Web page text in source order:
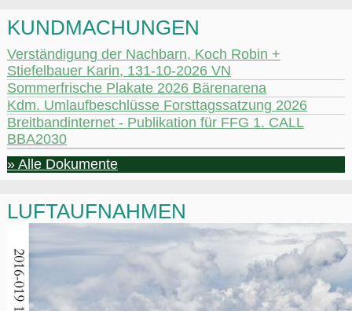
KUNDMACHUNGEN
Verständigung der Nachbarn, Koch Robin +
Stiefelbauer Karin, 131-10-2026 VN
Sommerfrische Plakate 2026 Bärenarena
Kdm. Umlaufbeschlüsse Forsttagssatzung 2026
Breitbandinternet - Publikation für FFG 1. CALL
BBA2030
» Alle Dokumente
LUFTAUFNAHMEN